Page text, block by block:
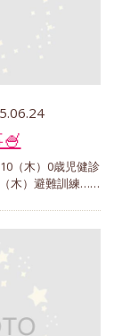
（木）0歳児健診
木）避難訓練……